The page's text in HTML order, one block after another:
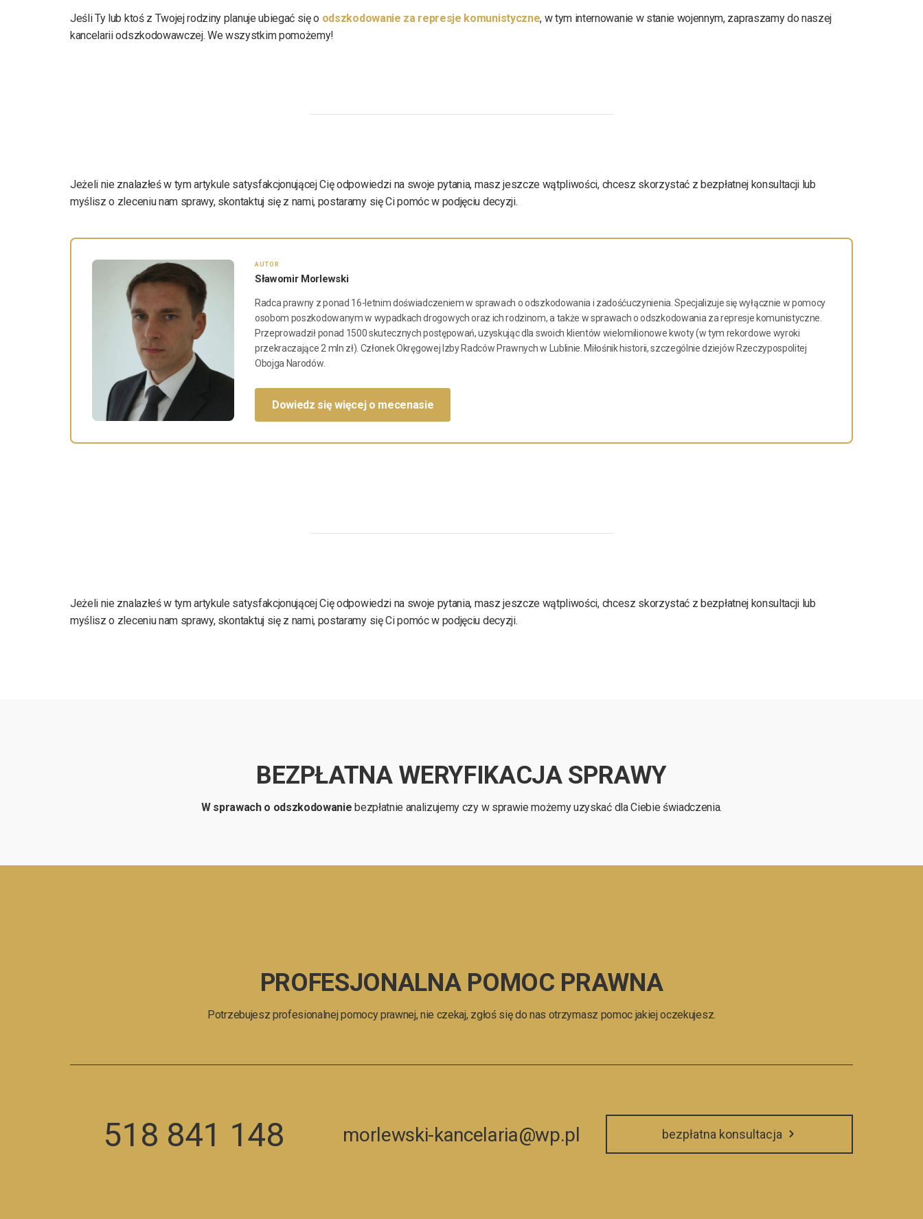
Jeśli Ty lub ktoś z Twojej rodziny planuje ubiegać się o odszkodowanie za represje komunistyczne, w tym internowanie w stanie wojennym, zapraszamy do naszej
kancelarii odszkodowawczej. We wszystkim pomożemy!
Jeżeli nie znalazłeś w tym artykule satysfakcjonującej Cię odpowiedzi na swoje pytania, masz jeszcze wątpliwości, chcesz skorzystać z bezpłatnej konsultacji lub
myślisz o zleceniu nam sprawy, skontaktuj się z nami, postaramy się Ci pomóc w podjęciu decyzji.
AUTOR
Sławomir Morlewski
Radca prawny z ponad 16-letnim doświadczeniem w sprawach o odszkodowania i zadośćuczynienia. Specjalizuje się wyłącznie w pomocy
osobom poszkodowanym w wypadkach drogowych oraz ich rodzinom, a także w sprawach o odszkodowania za represje komunistyczne.
Przeprowadził ponad 1500 skutecznych postępowań, uzyskując dla swoich klientów wielomilionowe kwoty (w tym rekordowe wyroki
przekraczające 2 mln zł). Członek Okręgowej Izby Radców Prawnych w Lublinie. Miłośnik historii, szczególnie dziejów Rzeczypospolitej
Obojga Narodów.
Dowiedz się więcej o mecenasie
Jeżeli nie znalazłeś w tym artykule satysfakcjonującej Cię odpowiedzi na swoje pytania, masz jeszcze wątpliwości, chcesz skorzystać z bezpłatnej konsultacji lub
myślisz o zleceniu nam sprawy, skontaktuj się z nami, postaramy się Ci pomóc w podjęciu decyzji.
BEZPŁATNA WERYFIKACJA SPRAWY
W sprawach o odszkodowanie bezpłatnie analizujemy czy w sprawie możemy uzyskać dla Ciebie świadczenia.
PROFESJONALNA POMOC PRAWNA
Potrzebujesz profesionalnej pomocy prawnej, nie czekaj, zgłoś się do nas otrzymasz pomoc jakiej oczekujesz.
518 841 148 morlewski-kancelaria@wp.pl bezpłatna konsultacja